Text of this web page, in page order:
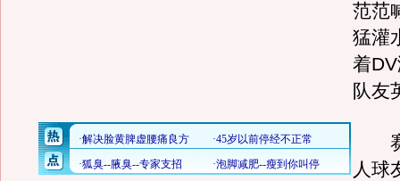
范范
猛灌
着
队友
赛
人球